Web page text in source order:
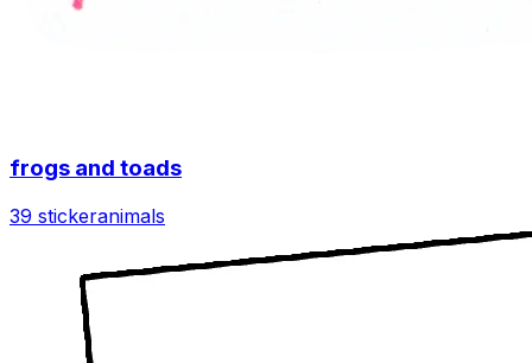
frogs and toads
39 stickeranimals